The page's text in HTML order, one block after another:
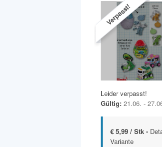
Verpasst!
Leider verpasst!
Gültig: 21.06. -
€ 5,99 / Stk -
Variante